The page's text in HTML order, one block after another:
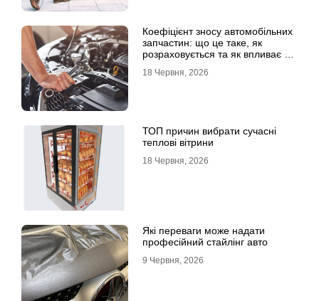
Коефіцієнт зносу автомобільних
запчастин: що це таке, як
розраховується та як впливає на
18 Червня, 2026
ТОП причин вибрати сучасні
теплові вітрини
18 Червня, 2026
Які переваги може надати
професійний стайлінг авто
9 Червня, 2026